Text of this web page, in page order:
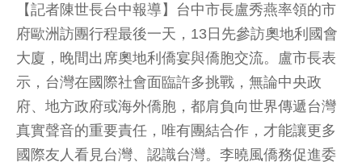
【記者陳世長台中報導】台中市長盧秀燕率領的市
府歐洲訪團行程最後一天，13日先參訪奧地利國會
大廈，晚間出席奧地利僑宴與僑胞交流。盧市長表
示，台灣在國際社會面臨許多挑戰，無論中央政
府、地方政府或海外僑胞，都肩負向世界傳遞台灣
真實聲音的重要責任，唯有團結合作，才能讓更多
國際友人看見台灣、認識台灣。李曉風僑務促進委